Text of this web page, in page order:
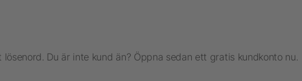
Du är inte kund än? Öppna sedan ett gratis kundkonto nu.